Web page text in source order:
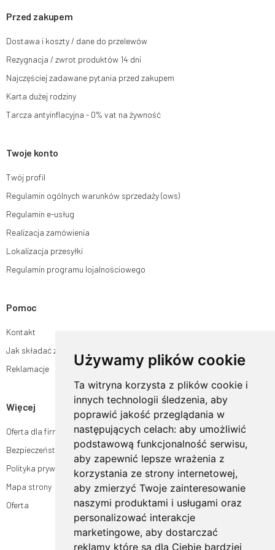
Używamy plików cookie
Ta witryna korzysta z plików cookie i
innych technologii śledzenia, aby
poprawić jakość przeglądania w
następujących celach: aby umożliwić
podstawową funkcjonalność serwisu,
aby zapewnić lepsze wrażenia z
korzystania ze strony internetowej,
aby zmierzyć Twoje zainteresowanie
naszymi produktami i usługami oraz
personalizować interakcje
marketingowe, aby dostarczać
reklamy które są dla Ciebie bardziej
momencie bez wpływu na zgodność z prawem przetwarzania, którego
dokonano na podstawie zgody przed jej cofnięciem. W tym celu możesz
e-mail lub pisemnie na adres siedziby.
Więcej informacji:www.mouton.pl/ODO
Przed zakupem
Dostawa i koszty / dane do przelewów
Rezygnacja / zwrot produktów 14 dni
Najczęściej zadawane pytania przed zakupem
Karta dużej rodziny
Tarcza antyinflacyjna - 0% vat na żywność
Twoje konto
Twój profil
Regulamin ogólnych warunków sprzedaży (ows)
Regulamin e-usług
Realizacja zamówienia
Lokalizacja przesyłki
Regulamin programu lojalnościowego
Pomoc
Kontakt
Jak składać zamówienia w sklepie ogrodyhildegardy.pl?
Reklamacje
Więcej
Oferta dla firm
Bezpieczeństwo płatności
Polityka prywatności
Mapa strony
Oferta